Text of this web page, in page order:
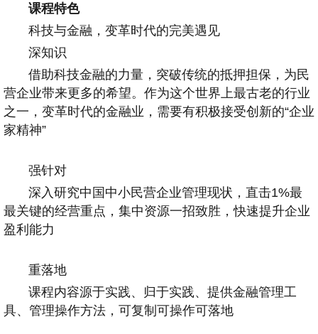
课程特色
科技与金融，变革时代的完美遇见
深知识
借助科技金融的力量，突破传统的抵押担保，为民
营企业带来更多的希望。作为这个世界上最古老的行业
之一，变革时代的金融业，需要有积极接受创新的“企业
家精神”
强针对
深入研究中国中小民营企业管理现状，直击1%最
最关键的经营重点，集中资源一招致胜，快速提升企业
盈利能力
重落地
课程内容源于实践、归于实践、提供金融管理工
具、管理操作方法，可复制可操作可落地